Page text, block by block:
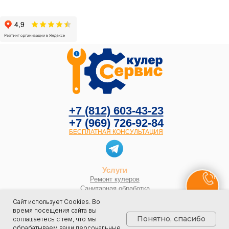
Сайт использует Cookies. Во
время посещения сайта вы
соглашаетесь с тем, что мы
Понятно, спасибо
+7 (812) 603-43-23
+7 (969) 726-92-84
БЕСПЛАТНАЯ КОНСУЛЬТАЦИЯ
Услуги
Как вызвать мастера
Санитарная обработка
Ремонт кулеров
Главная